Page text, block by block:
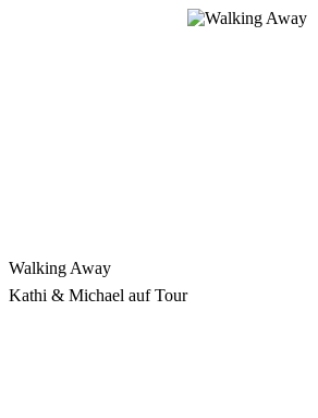
Walking Away
Kathi & Michael auf Tour